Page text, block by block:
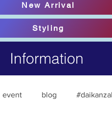
New Arrival
Styling
Information
event blog